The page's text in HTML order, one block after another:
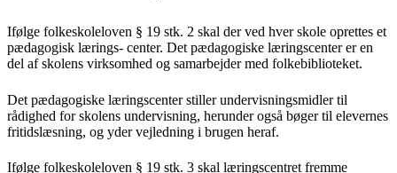
Ifølge folkeskoleloven § 19 stk. 2 skal der ved hver skole oprettes et
pædagogisk lærings- center. Det pædagogiske læringscenter er en
del af skolens virksomhed og samarbejder med folkebiblioteket.
Det pædagogiske læringscenter stiller undervisningsmidler til
rådighed for skolens undervisning, herunder også bøger til elevernes
fritidslæsning, og yder vejledning i brugen heraf.
Ifølge folkeskoleloven § 19 stk. 3 skal læringscentret fremme